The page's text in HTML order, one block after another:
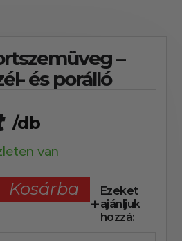
–
és porálló
/db
van
Kosárba
Ezeket
ajánljuk
hozzá: